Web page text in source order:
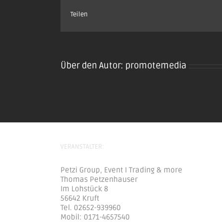
Teilen
Über den Autor: promotemedia
VERANSTALTER:
Petzi Group, Event I Trading & more
Thomas Petzenhauser
Im Lohstück 8
56642 Kruft
Tel. 02652-939960
Mobil: 0171-4657540